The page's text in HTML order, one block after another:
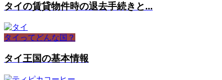
タイの賃貸物件時の退去手続きと...
タイってどんな国？
タイ王国の基本情報